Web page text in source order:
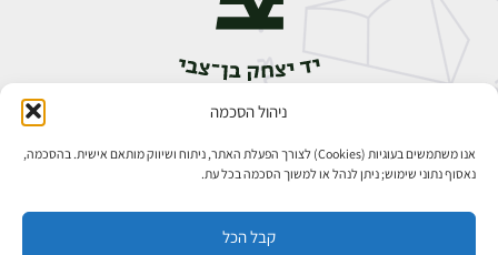
ניהול הסכמה
אנו משתמשים בעוגיות (Cookies) לצורך הפעלת האתר, ניתוח ושיווק מותאם אישית. בהסכמה,
נאסוף נתוני שימוש; ניתן לנהל או למשוך הסכמה בכל עת.
קבל הכל
אבן גבירול 14, רחביה, ירושלים